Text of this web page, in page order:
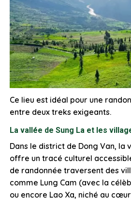
Ce lieu est idéal pour une
entre deux treks exigeants.
La vallée de Sung La et les
Dans le district de Dong Van, la
offre un tracé culturel
de randonnée traversent des
comme Lung Cam (avec la
ou encore Lao Xa, niché au